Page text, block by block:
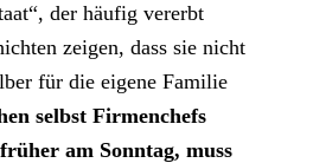
der häufig vererbt
zeigen, dass sie nicht
für die eigene Familie
selbst Firmenchefs
am Sonntag, muss